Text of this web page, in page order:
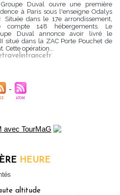
Duval ouvre une première
à Paris sous l'enseigne Odalys
Située dans le 17e arrondissement,
compte 148 hébergements. Le
Duval annonce avoir livré le
situé dans la ZAC Porte Pouchet de
Cette opération...
HEURE
altitude